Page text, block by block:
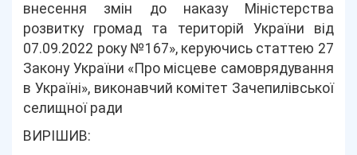
внесення змін до наказу Міністерства
розвитку громад та територій України від
07.09.2022 року №167», керуючись статтею 27
Закону України «Про місцеве самоврядування
в Україні», виконавчий комітет Зачепилівської
селищної ради
ВИРІШИВ: